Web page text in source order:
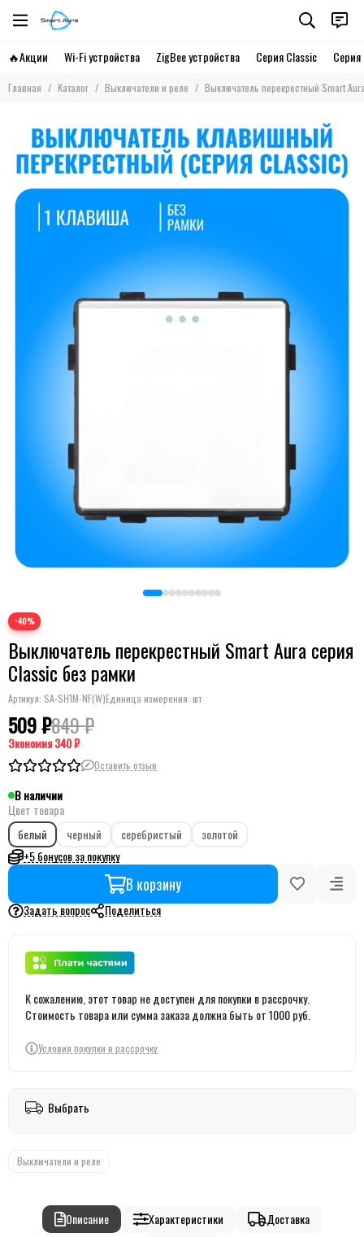
🔥Акции Wi-Fi устройства ZigBee устройства Серия Classic Серия
Главная Каталог Выключатели и реле Выключатель перекрестный Smart
−40%
Выключатель перекрестный Smart Aura серия
Classic без рамки
Артикул: SA-SH1M-NF(W)Единица измерения: шт
509 ₽849 ₽
Экономия340 ₽
Оставить отзыв
В наличии
Цвет товара
белый
черный серебристый
золотой
+5 бонусов за покупку
В корзину
Задать вопрос Поделиться
К сожалению, этот товар не доступен для покупки в рассрочку.
Стоимость товара или сумма заказа должна быть от 1000 руб.
Условия покупки в рассрочку
Выбрать
Выключатели и реле
Описание Характеристики
Доставка